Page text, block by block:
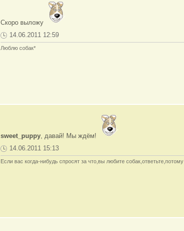
Скоро выложу
14.06.2011 12:59
Люблю собак*
sweet_puppy, давай! Мы ждём!
14.06.2011 15:13
Если вас когда-нибудь спросят за что,вы любите